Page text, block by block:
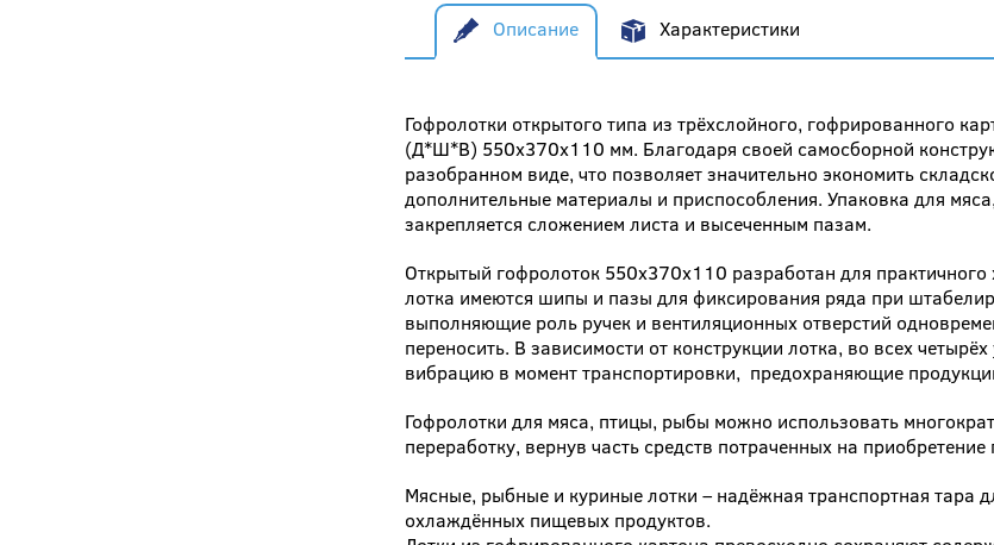
Описание Характеристики
Гофролотки открытого типа из трёхслойного, гофрированного
(Д*Ш*В) 550x370x110 мм. Благодаря своей самосборной
разобранном виде, что позволяет значительно экономить
дополнительные материалы и приспособления. Упаковка для
закрепляется сложением листа и высеченным пазам.
Открытый гофролоток 550x370x110 разработан для
лотка имеются шипы и пазы для фиксирования ряда при
выполняющие роль ручек и вентиляционных отверстий
переносить. В зависимости от конструкции лотка, во всех
вибрацию в момент транспортировки, предохраняющие
Гофролотки для мяса, птицы, рыбы можно использовать
переработку, вернув часть средств потраченных на
Мясные, рыбные и куриные лотки – надёжная транспортная тара
охлаждённых пищевых продуктов.